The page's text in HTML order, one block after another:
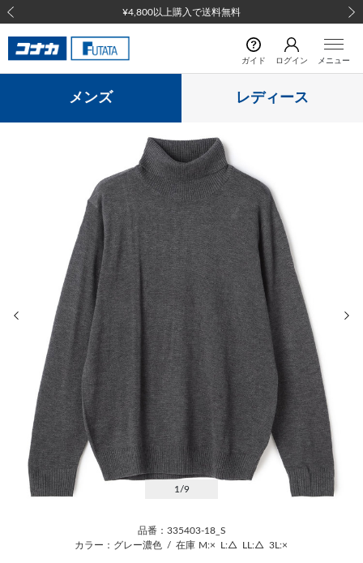
¥4,800以上購入で送料無料
前の画像
ガイド ログイン メニュー
メンズ レディース
1 /9
品番：335403-18_S
カラー：グレー濃色
/ 在庫 M:× L:△ LL:△ 3L:×